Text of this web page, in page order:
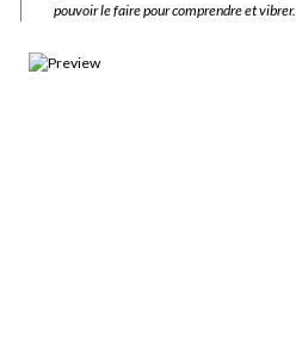
pouvoir le faire pour comprendre et vibrer.